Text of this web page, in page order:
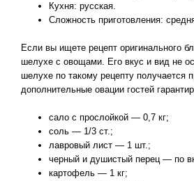
Кухня: русская.
Сложность приготовления:
Если вы ищете рецепт оригинального
шелухе с овощами. Его вкус и вид не
шелухе по такому рецепту получается
дополнительные овации гостей
сало с прослойкой — 0,7 кг;
соль — 1/3 ст.;
лавровый лист — 1 шт.;
черный и душистый перец — по
картофель — 1 кг;